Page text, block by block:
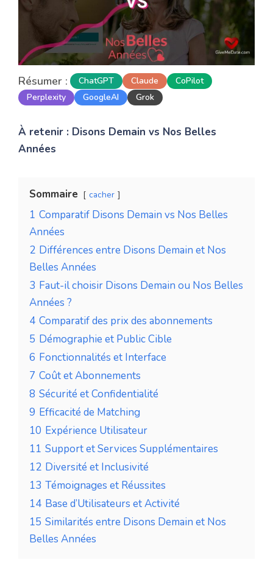
Résumer : ChatGPT Claude
CoPilot
Perplexity
GoogleAI Grok
À retenir : Disons Demain vs Nos Belles
Années
Sommaire cacher
1 Comparatif Disons Demain vs Nos Belles
Années
2 Différences entre Disons Demain et Nos
Belles Années
3 Faut-il choisir Disons Demain ou Nos Belles
Années ?
4 Comparatif des prix des abonnements
5 Démographie et Public Cible
6 Fonctionnalités et Interface
7 Coût et Abonnements
8 Sécurité et Confidentialité
9 Efficacité de Matching
10 Expérience Utilisateur
11 Support et Services Supplémentaires
12 Diversité et Inclusivité
13 Témoignages et Réussites
14 Base d’Utilisateurs et Activité
15 Similarités entre Disons Demain et Nos
Belles Années